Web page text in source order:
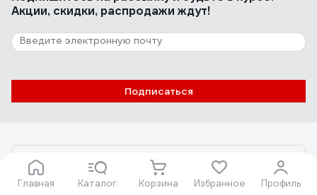
Главная Каталог Корзина Избранное Профиль
Акции, скидки, распродажи ждут!
Подписаться
Оригинальные товары с гарантией!
Установите мобильное приложение, чтобы